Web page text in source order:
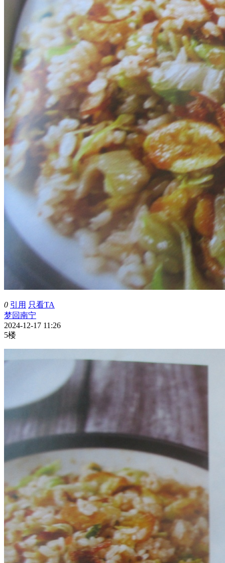
0 引用 只看TA
梦回南宁
2024-12-17 11:26
5楼